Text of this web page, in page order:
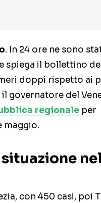
. In 24 ore ne sono
spiega il bollettino
doppi rispetto ai
governatore del
regionale per
maggio.
con 450 casi, poi